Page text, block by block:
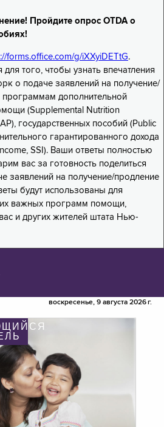
Пройдите опрос OTDA о
forms.office.com/g/iXXyiDETtG.
того, чтобы узнать впечатления
о подаче заявлений на получение/
дополнительной
(Supplemental Nutrition
государственных пособий (Public
гарантированного дохода
SSI). Ваши ответы полностью
вас за готовность поделиться
заявлений на получение/продление
будут использованы для
важных программ помощи,
и других жителей штата Нью-
воскресенье, 9 августа 2026 г.